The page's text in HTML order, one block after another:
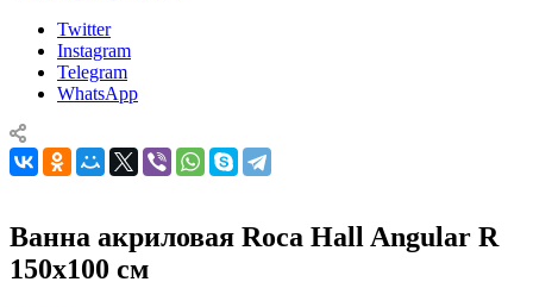
Twitter
Instagram
Telegram
WhatsApp
Ванна акриловая Roca Hall Angular R
150x100 см